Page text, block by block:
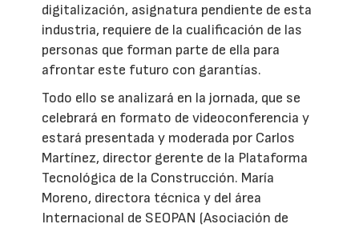
digitalización, asignatura pendiente de esta
industria, requiere de la cualificación de las
personas que forman parte de ella para
afrontar este futuro con garantías.
Todo ello se analizará en la jornada, que se
celebrará en formato de videoconferencia y
estará presentada y moderada por Carlos
Martínez, director gerente de la Plataforma
Tecnológica de la Construcción. María
Moreno, directora técnica y del área
Internacional de SEOPAN (Asociación de